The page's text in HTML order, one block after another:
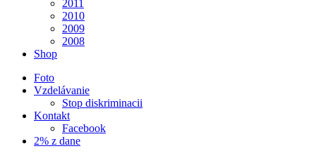
2011
2010
2009
2008
Shop
Foto
Vzdelávanie
Stop diskriminacii
Kontakt
Facebook
2% z dane